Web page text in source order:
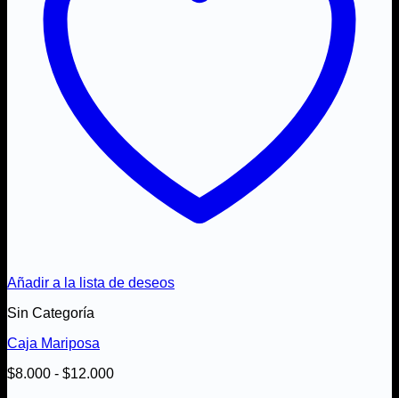
Añadir a la lista de deseos
Sin Categoría
Caja Mariposa
$8.000 - $12.000Rango